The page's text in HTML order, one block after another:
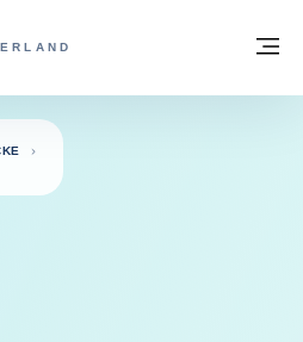
FOR TRADE - WEBSEITE DER